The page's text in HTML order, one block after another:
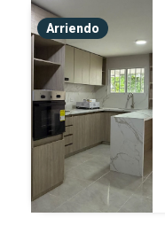
Arriendo